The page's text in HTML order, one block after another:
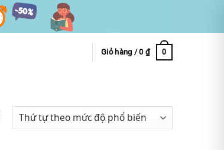
Giỏ hàng /0 ₫ 0